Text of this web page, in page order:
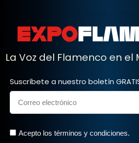
La Voz del Flamenco en el
Suscríbete a nuestro boletín
Acepto los términos y condiciones.